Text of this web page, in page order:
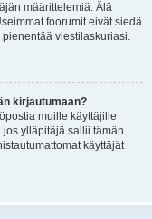
määrittelemiä. Älä
foorumit eivät siedä
viestilaskuriasi.
kirjautumaan?
muille käyttäjille
ylläpitäjä sallii tämän
käyttäjät